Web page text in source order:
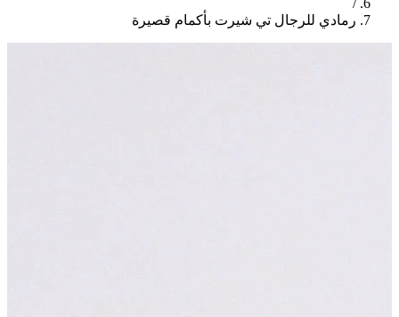
/
رمادي للرجال تي شيرت بأكمام قصيرة